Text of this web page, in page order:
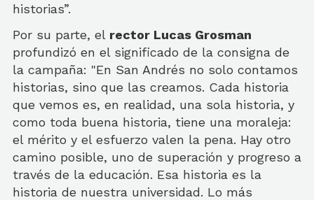
historias”.
Por su parte, el rector Lucas Grosman
profundizó en el significado de la consigna de
la campaña: "En San Andrés no solo contamos
historias, sino que las creamos. Cada historia
que vemos es, en realidad, una sola historia, y
como toda buena historia, tiene una moraleja:
el mérito y el esfuerzo valen la pena. Hay otro
camino posible, uno de superación y progreso a
través de la educación. Esa historia es la
historia de nuestra universidad. Lo más